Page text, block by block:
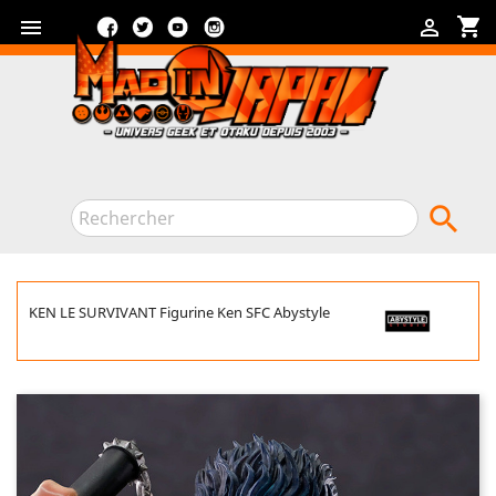
 shopping_cart

FacebookTwitterYouTube

KEN LE SURVIVANT Figurine Ken SFC Abystyle